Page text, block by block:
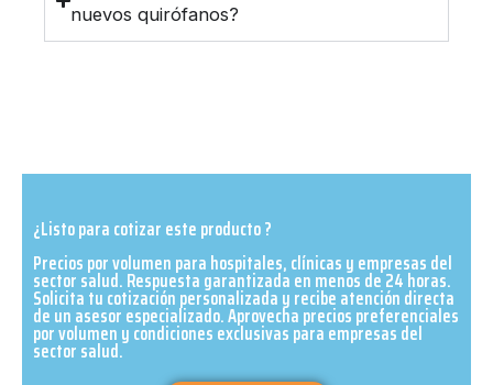
nuevos quirófanos?
¿Listo para cotizar este producto ?
Precios por volumen para hospitales, clínicas y empresas del
sector salud. Respuesta garantizada en menos de 24 horas.
Solicita tu cotización personalizada y recibe atención directa
de un asesor especializado. Aprovecha precios preferenciales
por volumen y condiciones exclusivas para empresas del
sector salud.​